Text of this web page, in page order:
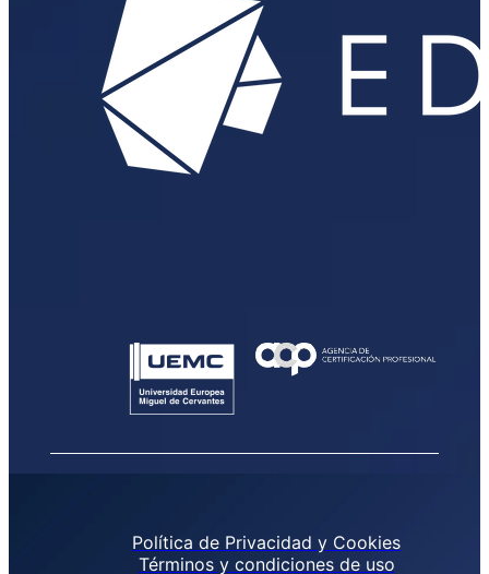
Política de Privacidad y Cookies
Términos y condiciones de uso